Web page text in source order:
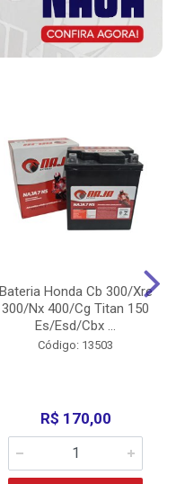
Bateria Honda Cb 300/Xre
300/Nx 400/Cg Titan 150
Es/Esd/Cbx ...
Código: 13503
R$ 170,00